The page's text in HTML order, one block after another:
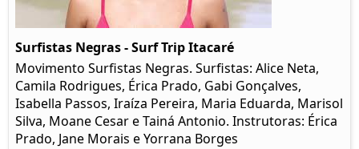
Surfistas Negras - Surf Trip Itacaré
Movimento Surfistas Negras. Surfistas: Alice Neta,
Camila Rodrigues, Érica Prado, Gabi Gonçalves,
Isabella Passos, Iraíza Pereira, Maria Eduarda, Marisol
Silva, Moane Cesar e Tainá Antonio. Instrutoras: Érica
Prado, Jane Morais e Yorrana Borges